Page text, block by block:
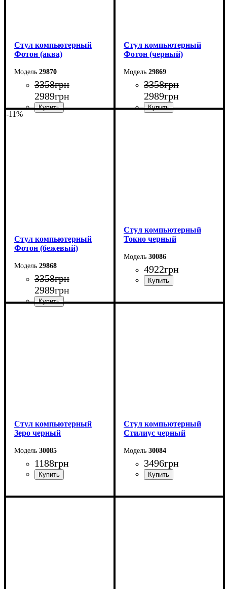
Стул компьютерный
Фотон (аква)
29870
3358грн
2989грн
Стул компьютерный
Фотон (черный)
29869
3358грн
2989грн
-11%
Стул компьютерный
Фотон (бежевый)
29868
3358грн
2989грн
Стул компьютерный
Токио черный
30086
4922грн
Стул компьютерный
Зеро черный
30085
1188грн
Стул компьютерный
Стилиус черный
30084
3496грн